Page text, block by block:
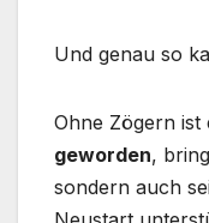
Und genau so
Ohne Zögern ist
geworden,
sondern auch